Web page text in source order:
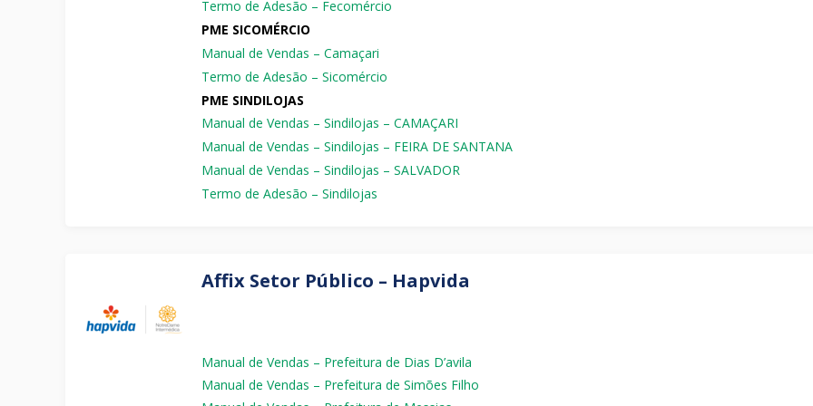
Termo de Adesão – Fecomércio
PME SICOMÉRCIO
Manual de Vendas – Camaçari
Termo de Adesão – Sicomércio
PME SINDILOJAS
Manual de Vendas – Sindilojas – CAMAÇARI
Manual de Vendas – Sindilojas – FEIRA DE SANTANA
Manual de Vendas – Sindilojas – SALVADOR
Termo de Adesão – Sindilojas
Affix Setor Público – Hapvida
Manual de Vendas – Prefeitura de Dias D’avila
Manual de Vendas – Prefeitura de Simões Filho